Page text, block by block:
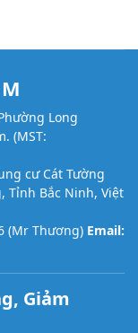
Long
(MST:
cư Cát Tường
Tỉnh Bắc Ninh, Việt
(Mr Thương) Email:
Giảm